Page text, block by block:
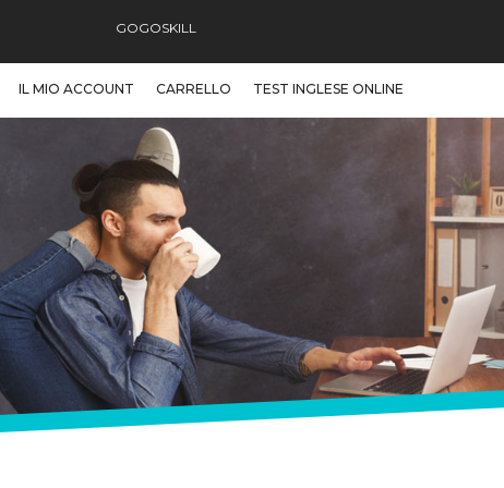
GOGOSKILL
IL MIO ACCOUNT CARRELLO TEST INGLESE ONLINE